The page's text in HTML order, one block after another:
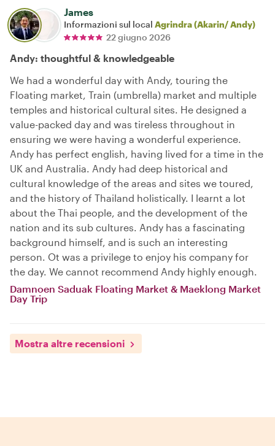
James
Informazioni sul local Agrindra (Akarin/ Andy)
22 giugno 2026
Andy: thoughtful & knowledgeable
We had a wonderful day with Andy, touring the
Floating market, Train (umbrella) market and multiple
temples and historical cultural sites. He designed a
value-packed day and was tireless throughout in
ensuring we were having a wonderful experience.
Andy has perfect english, having lived for a time in the
UK and Australia. Andy had deep historical and
cultural knowledge of the areas and sites we toured,
and the history of Thailand holistically. I learnt a lot
about the Thai people, and the development of the
nation and its sub cultures. Andy has a fascinating
background himself, and is such an interesting
person. Ot was a privilege to enjoy his company for
the day. We cannot recommend Andy highly enough.
Damnoen Saduak Floating Market & Maeklong Market
Day Trip
Mostra altre recensioni